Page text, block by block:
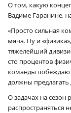
О том, какую
Вадиме Гаранине,
«Просто сильная
мяча. Ну и
тяжелейший
сто процентов
команды
должны
О задачах на сезон
распространяться